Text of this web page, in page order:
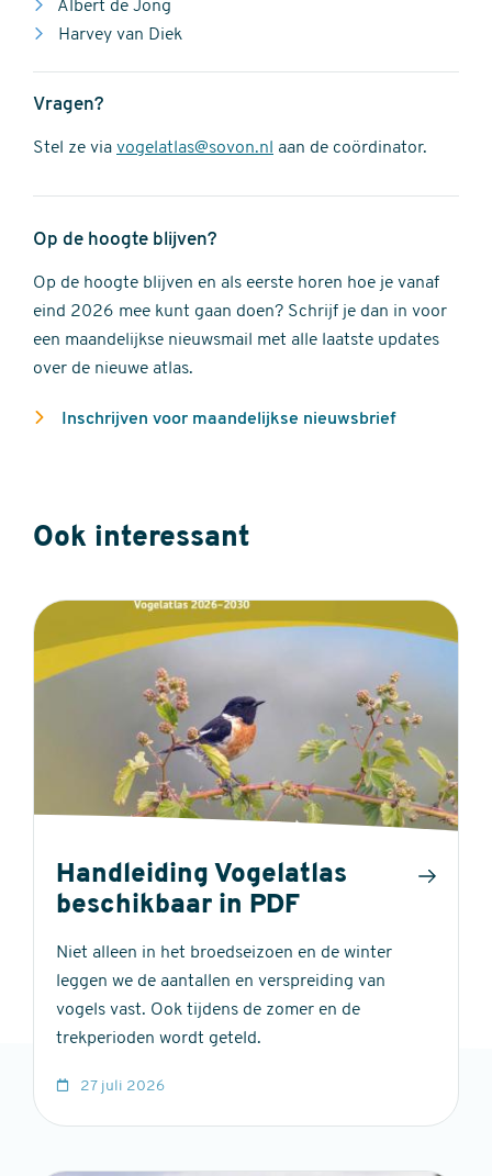
Albert de Jong
Harvey van Diek
Vragen?
Stel ze via vogelatlas@sovon.nl aan de coördinator.
Op de hoogte blijven?
Op de hoogte blijven en als eerste horen hoe je vanaf
eind 2026 mee kunt gaan doen? Schrijf je dan in voor
een maandelijkse nieuwsmail met alle laatste updates
over de nieuwe atlas.
Inschrijven voor maandelijkse nieuwsbrief
Ook interessant
Handleiding Vogelatlas
beschikbaar in PDF
Niet alleen in het broedseizoen en de winter
leggen we de aantallen en verspreiding van
vogels vast. Ook tijdens de zomer en de
trekperioden wordt geteld.
27 juli 2026